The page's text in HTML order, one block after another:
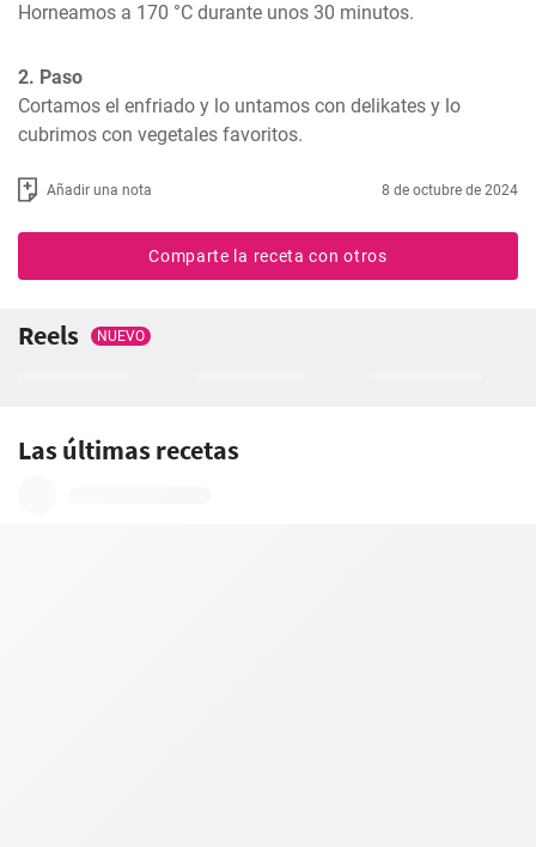
Horneamos a 170 °C durante unos 30 minutos.
2. Paso
Cortamos el enfriado y lo untamos con delikates y lo
cubrimos con vegetales favoritos.
Añadir una nota 8 de octubre de 2024
Comparte la receta con otros
Reels NUEVO
Las últimas recetas